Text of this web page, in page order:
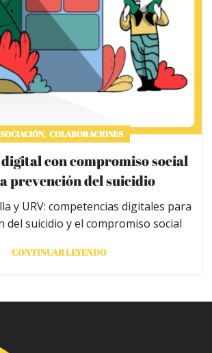
, COLABORACIONES
con compromiso social
prevención del suicidio
y URV: competencias digitales para
del suicidio y el compromiso social
CONTINUAR LEYENDO